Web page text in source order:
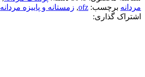
مردانه برچسب: ofz
, زمستانه و پاییزه مردانه
اشتراک گذاری: